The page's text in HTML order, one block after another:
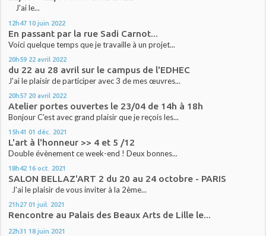
J'ai le...
12h47 10 juin 2022
En passant par la rue Sadi Carnot...
Voici quelque temps que je travaille à un projet...
20h59 22 avril 2022
du 22 au 28 avril sur le campus de l'EDHEC
J'ai le plaisir de participer avec 3 de mes œuvres...
20h57 20 avril 2022
Atelier portes ouvertes le 23/04 de 14h à 18h
Bonjour C'est avec grand plaisir que je reçois les...
15h41 01 déc. 2021
L'art à l'honneur >> 4 et 5 /12
Double évènement ce week-end ! Deux bonnes...
18h42 16 oct. 2021
SALON BELLAZ'ART 2 du 20 au 24 octobre - PARIS
J'ai le plaisir de vous inviter à la 2ème...
21h27 01 juil. 2021
Rencontre au Palais des Beaux Arts de Lille le...
22h31 18 juin 2021